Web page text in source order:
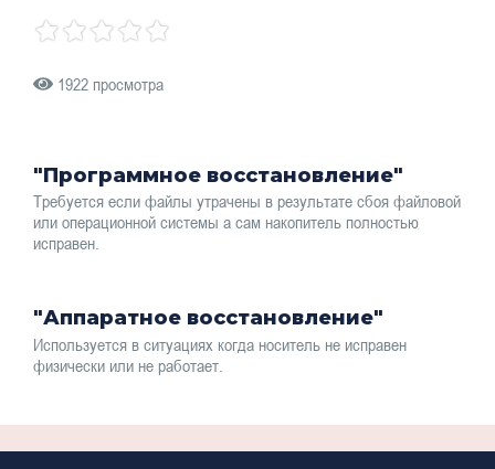
1922 просмотра
"Программное восстановление"
Требуется если файлы утрачены в результате сбоя файловой
или операционной системы а сам накопитель полностью
исправен.
"Аппаратное восстановление"
Используется в ситуациях когда носитель не исправен
физически или не работает.